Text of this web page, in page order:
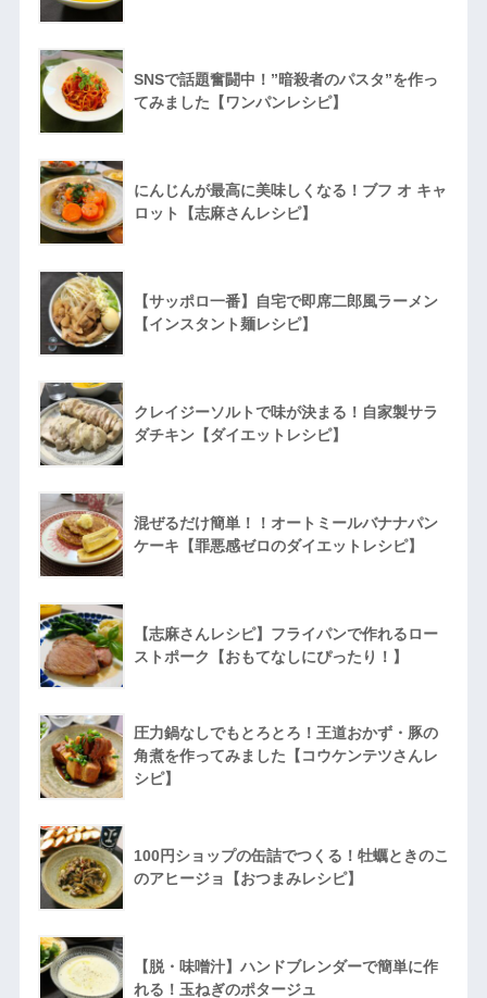
SNSで話題奮闘中！”暗殺者のパスタ”を作っ
てみました【ワンパンレシピ】
にんじんが最高に美味しくなる！ブフ オ キャ
ロット【志麻さんレシピ】
【サッポロ一番】自宅で即席二郎風ラーメン
【インスタント麺レシピ】
クレイジーソルトで味が決まる！自家製サラ
ダチキン【ダイエットレシピ】
混ぜるだけ簡単！！オートミールバナナパン
ケーキ【罪悪感ゼロのダイエットレシピ】
【志麻さんレシピ】フライパンで作れるロー
ストポーク【おもてなしにぴったり！】
圧力鍋なしでもとろとろ！王道おかず・豚の
角煮を作ってみました【コウケンテツさんレ
シピ】
100円ショップの缶詰でつくる！牡蠣ときのこ
のアヒージョ【おつまみレシピ】
【脱・味噌汁】ハンドブレンダーで簡単に作
れる！玉ねぎのポタージュ